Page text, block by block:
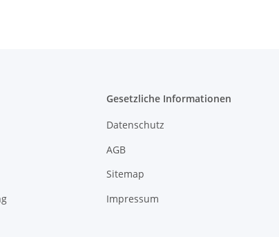
Gesetzliche Informationen
Datenschutz
AGB
Sitemap
Impressum